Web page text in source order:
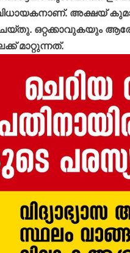
അക്ഷയ്
ഒറ്റക്കാവുകയും
മാറ്റുന്നത്.